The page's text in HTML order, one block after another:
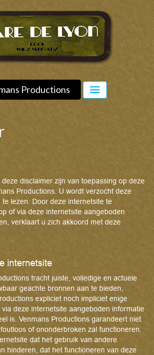
Productions
disclaimer zijn van toepassing op deze
Productions. U wordt verzocht deze
lezen. Door deze internetsite te
of via deze internetsite aangeboden
verklaart u zich akkoord met deze
internetsite
tracht juiste, volledige en actuele
geachte bronnen aan te bieden,
expliciet noch impliciet enige
deze internetsite aangeboden informatie
is. Venmans Productions garandeert niet
of ononderbroken zal functioneren.
dat het gebruik van andere
hinderen, dat het functioneren van deze